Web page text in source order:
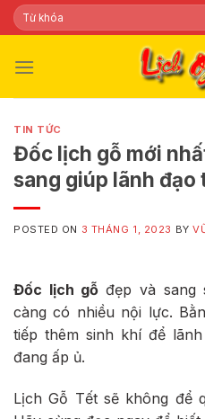
Skip
to
Tìm
kiếm:
TIN TỨC
Đốc lịch gỗ mới
sang giúp lãnh đạo
POSTED ON 3 THÁNG 1, 2023 BY
Đốc lịch gỗđẹp và sang
càng có nhiều nội lực.
tiếp thêm sinh khí để
đang ấp ủ.
Lịch Gỗ Tết sẽ không để